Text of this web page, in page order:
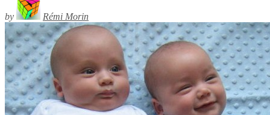
by Rémi Morin